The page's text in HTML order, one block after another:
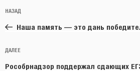
по
записям
Предыдущая
запись:
НАЗАД
Наша память — это дань
Следующая
запись
ДАЛЕЕ
Рособрнадзор поддержал сдающих